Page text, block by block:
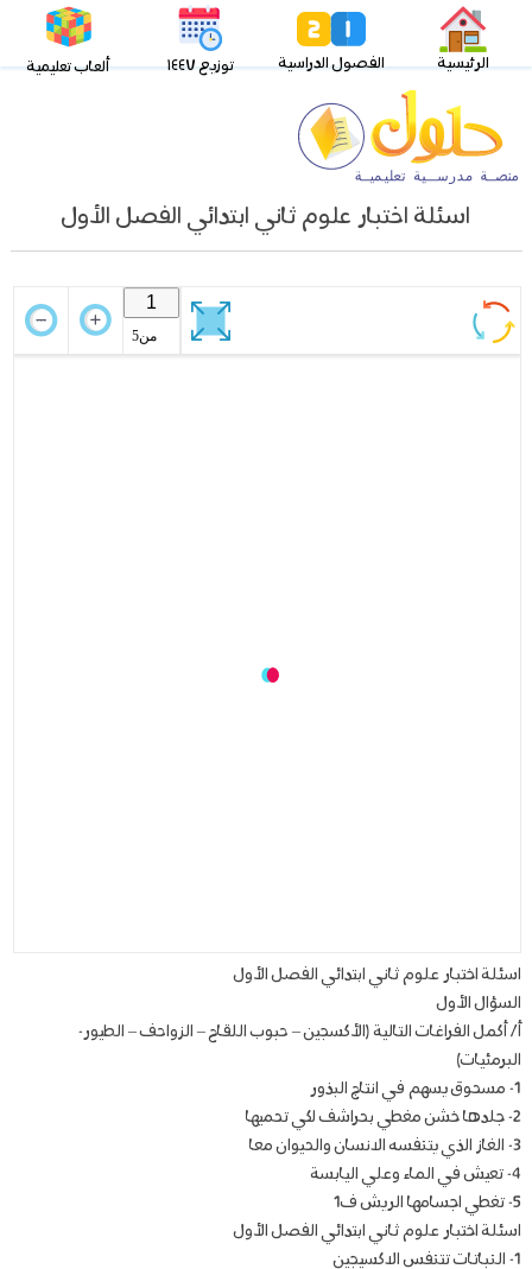
الرئيسية الفصول الدراسية توزيع ١٤٤٧ ألعاب تعليمية
اسئلة اختبار علوم ثاني ابتدائي الفصل الأول
اسئلة اختبار علوم ثاني ابتدائي الفصل الأول
السؤال الأول
أ/ أكمل الفراغات التالية (الأكسجين – حبوب اللقاح – الزواحف – الطيور-
البرمئيات)
1- مسحوق يسهم في انتاج البذور
2- جلدها خشن مغطي بحراشف لكي تحميها
3- الغاز الذي يتنفسه الانسان والحيوان معا
4- تعيش في الماء وعلي اليابسة
5- تغطي اجسامها الريش ف1
اسئلة اختبار علوم ثاني ابتدائي الفصل الأول
1- النباتات تتنفس الاكسيجين